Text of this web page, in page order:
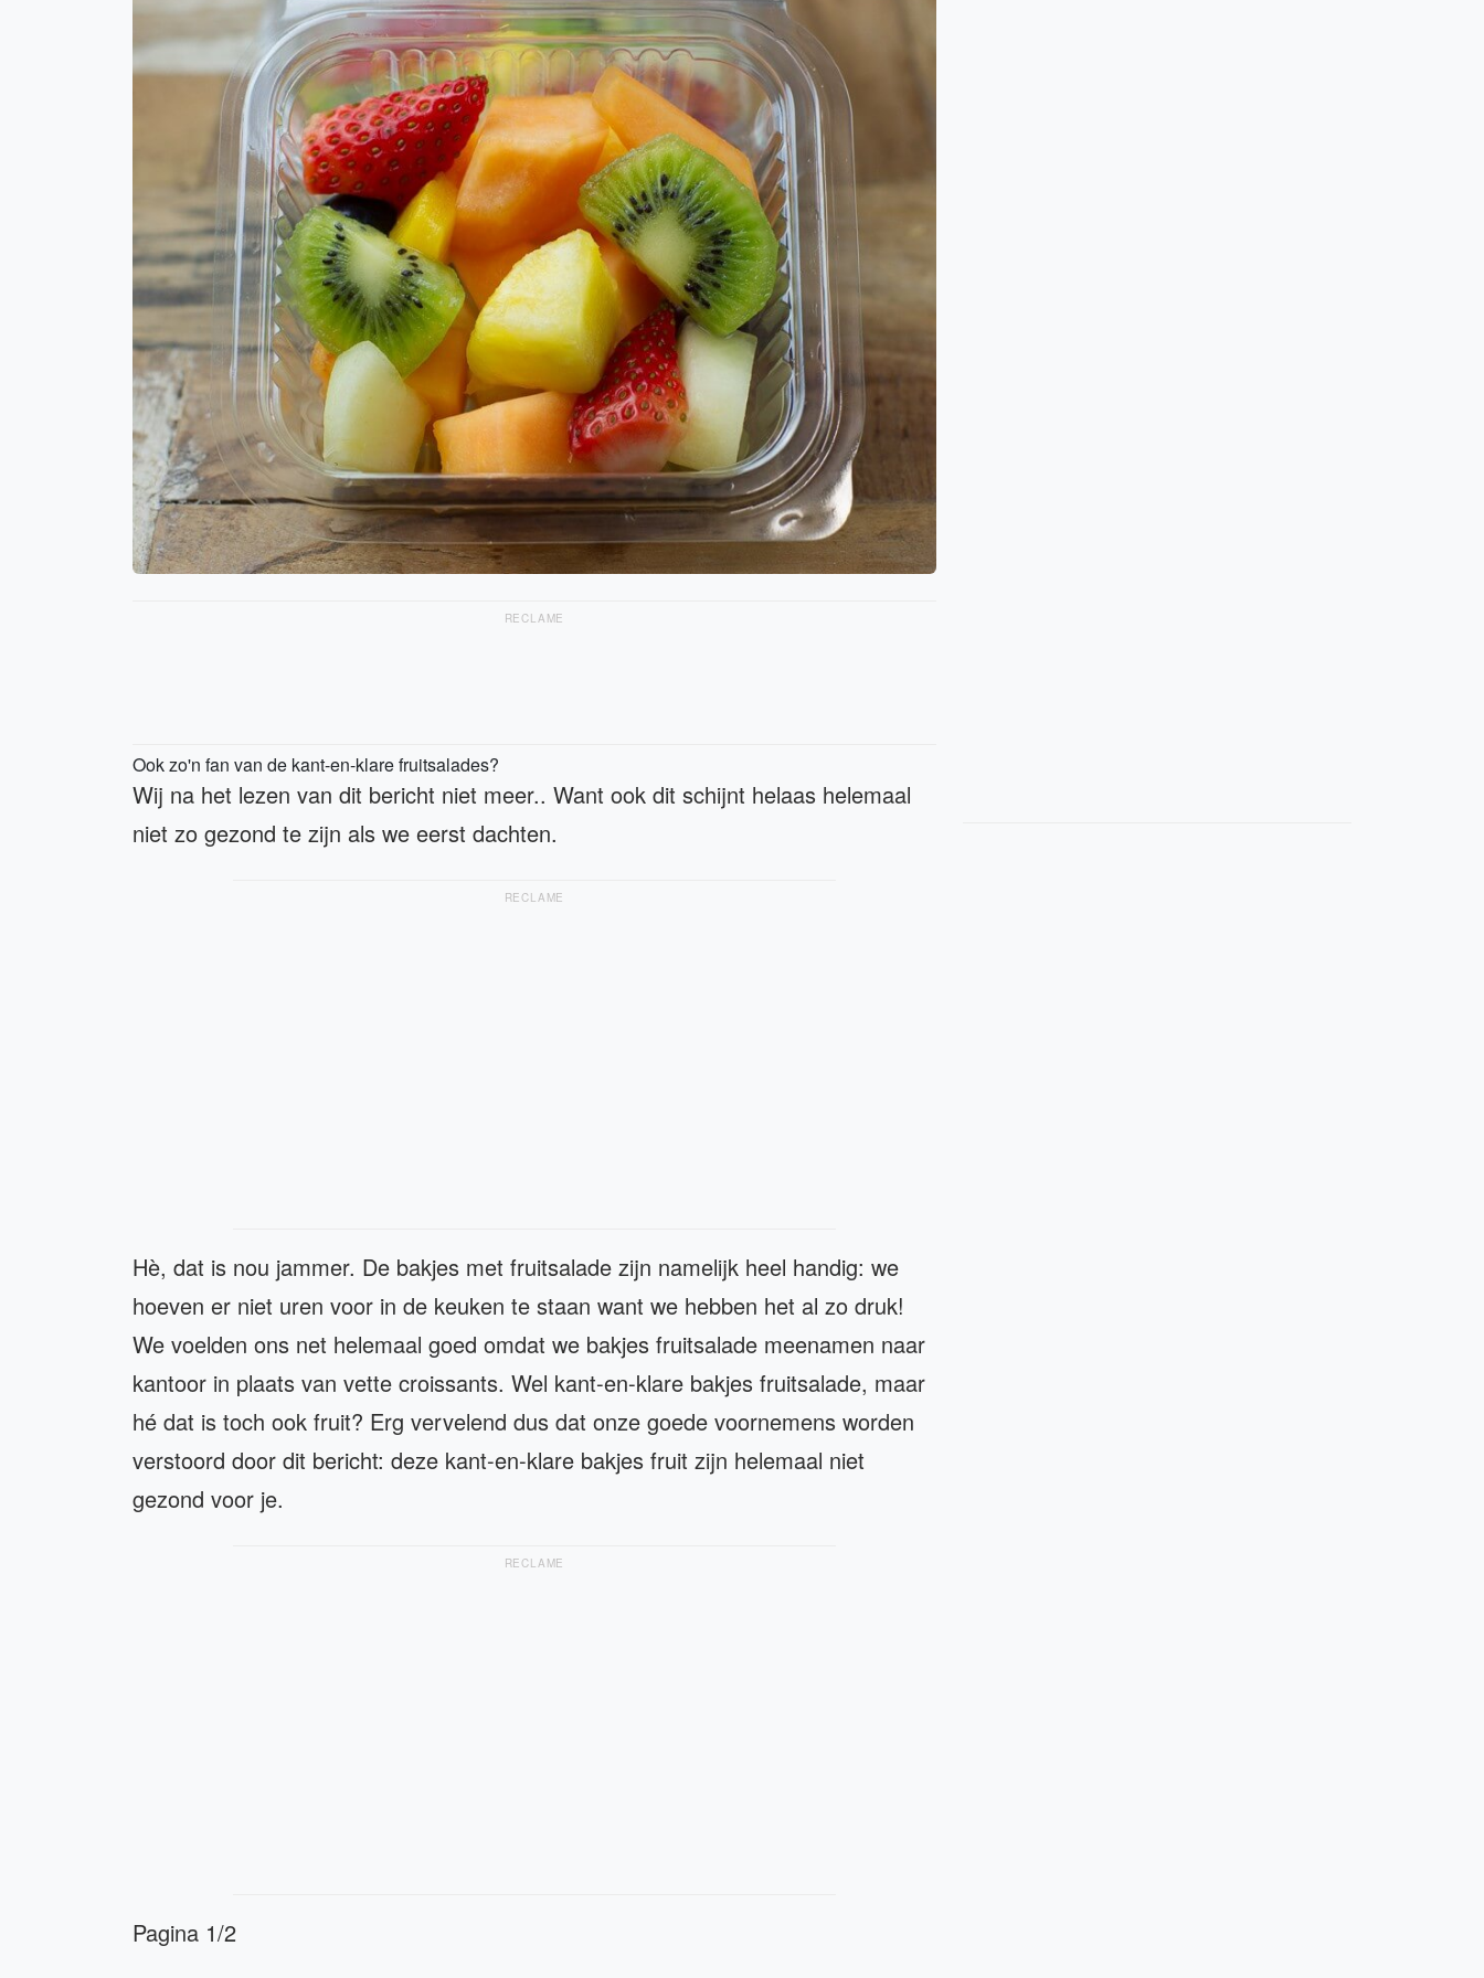
RECLAME
Ook zo'n fan van de kant-en-klare fruitsalades?
Wij na het lezen van dit bericht niet meer.. Want ook dit schijnt helaas helemaal
niet zo gezond te zijn als we eerst dachten.
RECLAME
Hè, dat is nou jammer. De bakjes met fruitsalade zijn namelijk heel handig: we
hoeven er niet uren voor in de keuken te staan want we hebben het al zo druk!
We voelden ons net helemaal goed omdat we bakjes fruitsalade meenamen naar
kantoor in plaats van vette croissants. Wel kant-en-klare bakjes fruitsalade, maar
hé dat is toch ook fruit? Erg vervelend dus dat onze goede voornemens worden
verstoord door dit bericht: deze kant-en-klare bakjes fruit zijn helemaal niet
gezond voor je.
RECLAME
Pagina 1/2